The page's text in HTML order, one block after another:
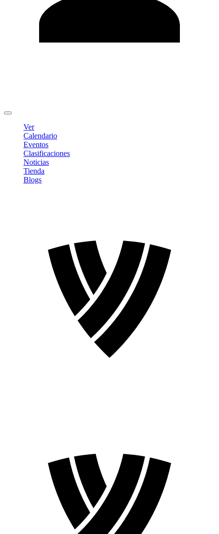
Ver
Calendario
Eventos
Clasificaciones
Noticias
Tienda
Blogs